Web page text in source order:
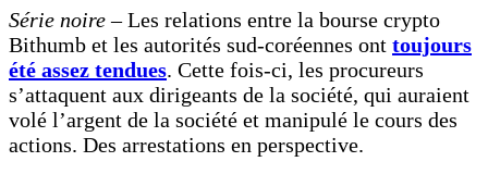
Série noire– Les relations entre la bourse crypto
Bithumb et les autorités sud-coréennes ont toujours
été assez tendues. Cette fois-ci, les procureurs
s’attaquent aux dirigeants de la société, qui auraient
volé l’argent de la société et manipulé le cours des
actions. Des arrestations en perspective.